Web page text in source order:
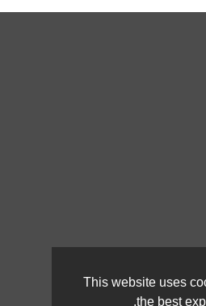
This website uses
the best